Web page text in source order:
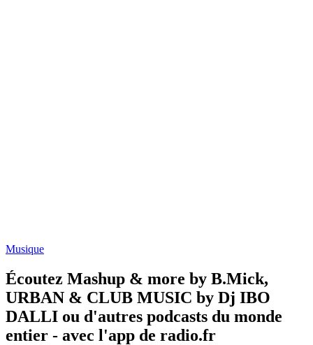
Musique
Écoutez Mashup & more by B.Mick,
URBAN & CLUB MUSIC by Dj IBO
DALLI ou d'autres podcasts du monde
entier - avec l'app de radio.fr